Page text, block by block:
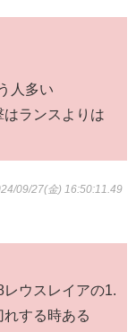
人多い
ランスよりは
09/27(金) 16:50:11.49
ウスレイアの1.
する時ある